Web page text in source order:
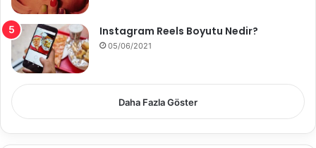
Instagram Reels Boyutu Nedir?
05/06/2021
Daha Fazla Göster